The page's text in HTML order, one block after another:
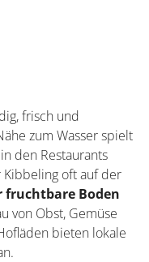
frisch und
zum Wasser spielt
den Restaurants
Kibbeling oft auf der
fruchtbare Boden
von Obst, Gemüse
bieten lokale